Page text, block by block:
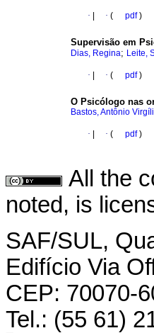
· · ( pdf)
Supervisão em
Dias, Regina; Leite,
· · ( pdf)
O Psicólogo nas
Bastos, Antônio
· · ( pdf)
All the
noted, is
SAF/SUL,
Edifício Via
CEP: 70070-
Tel.: (55 61)